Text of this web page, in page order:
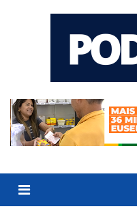
Menu